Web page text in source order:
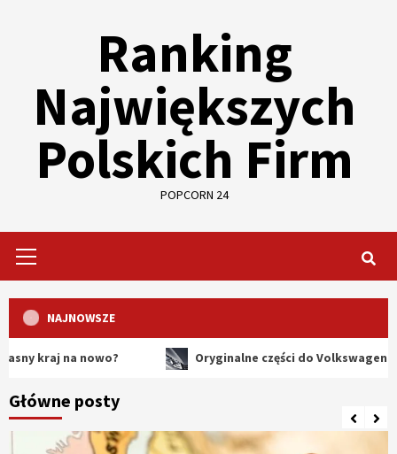
Ranking
Największych
Polskich Firm
POPCORN 24
Menu
NAJNOWSZE
na nowo? Oryginalne części do Volkswagena –
Główne posty